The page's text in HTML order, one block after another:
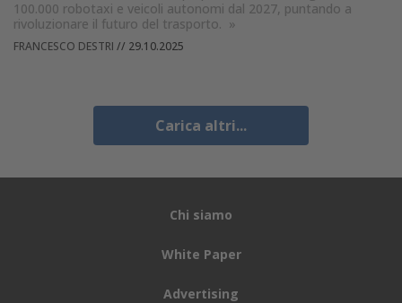
100.000 robotaxi e veicoli autonomi dal 2027, puntando a
rivoluzionare il futuro del trasporto. »
FRANCESCO DESTRI // 29.10.2025
Carica altri...
Chi siamo
White Paper
Advertising